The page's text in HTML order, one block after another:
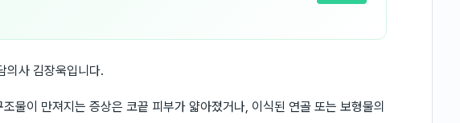
의사 김장욱입니다.
물이 만져지는 증상은 코끝 피부가 얇아졌거나, 이식된 연골 또는 보형물의